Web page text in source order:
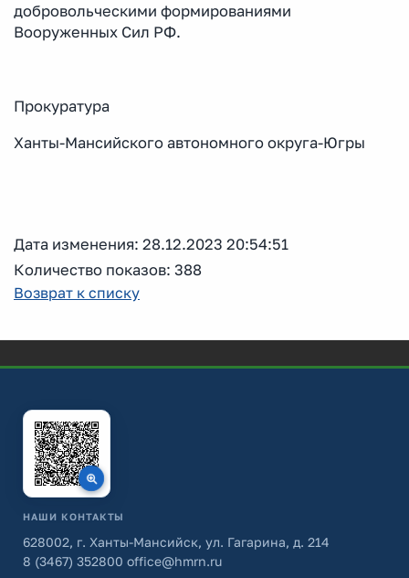
добровольческими формированиями
Вооруженных Сил РФ.
Прокуратура
Ханты-Мансийского автономного округа-Югры
Дата изменения: 28.12.2023 20:54:51
Количество показов: 388
Возврат к списку
НАШИ КОНТАКТЫ
628002, г. Ханты-Мансийск, ул. Гагарина, д. 214
8 (3467) 352800 office@hmrn.ru